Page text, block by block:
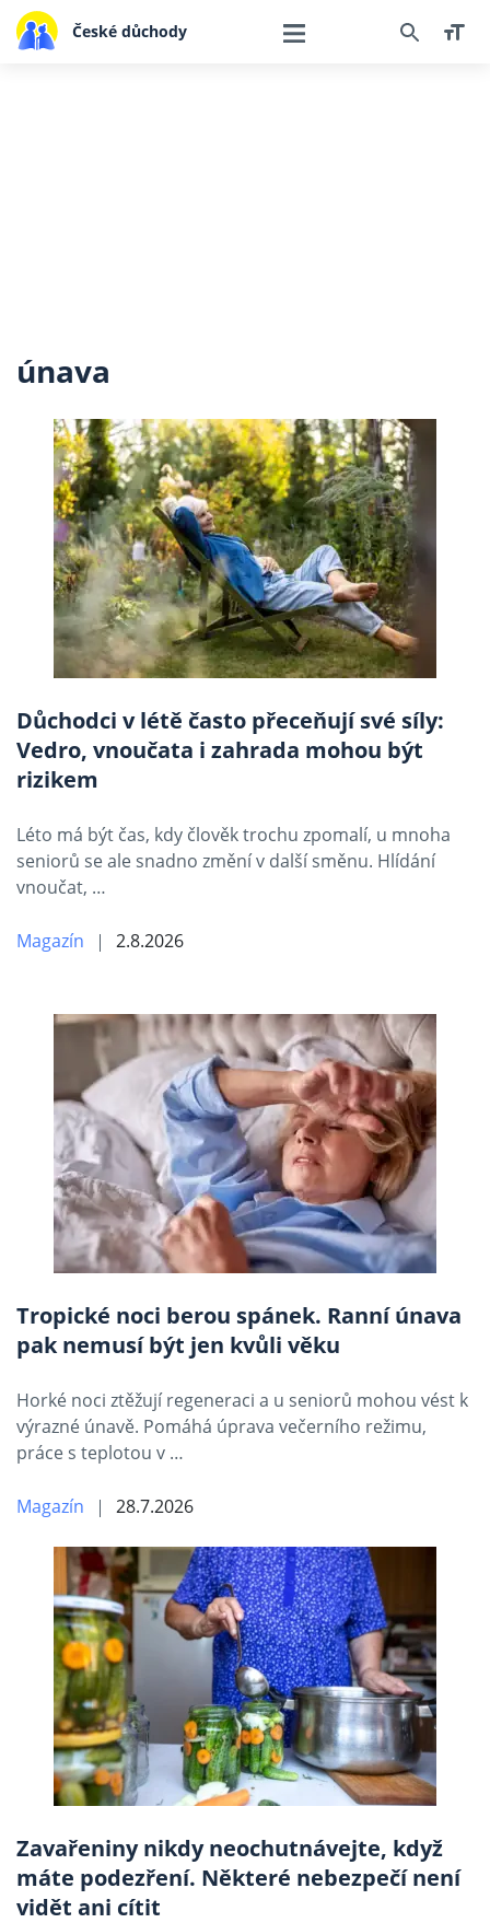
České důchody
únava
Důchodci v létě často přeceňují své síly:
Vedro, vnoučata i zahrada mohou být
rizikem
Léto má být čas, kdy člověk trochu zpomalí, u mnoha
seniorů se ale snadno změní v další směnu. Hlídání
vnoučat, …
Magazín 2.8.2026
Tropické noci berou spánek. Ranní únava
pak nemusí být jen kvůli věku
Horké noci ztěžují regeneraci a u seniorů mohou vést k
výrazné únavě. Pomáhá úprava večerního režimu,
práce s teplotou v …
Magazín 28.7.2026
Zavařeniny nikdy neochutnávejte, když
máte podezření. Některé nebezpečí není
vidět ani cítit